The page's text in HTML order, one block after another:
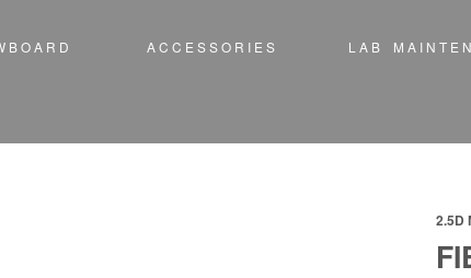
B O A R D A C C E S S O R I E S L A B M A I N T E
2.5D